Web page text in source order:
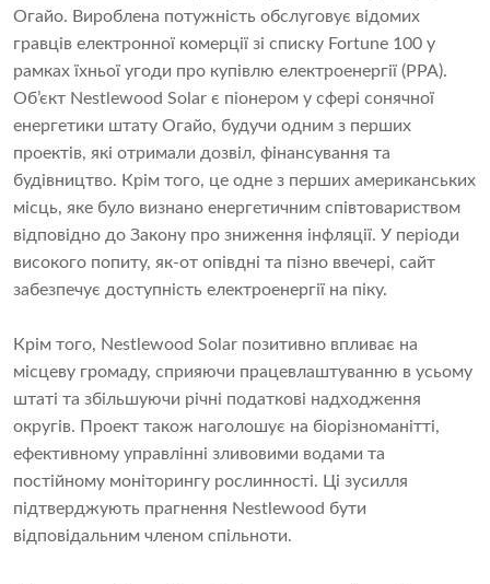
Огайо. Вироблена потужність обслуговує відомих
гравців електронної комерції зі списку Fortune 100 у
рамках їхньої угоди про купівлю електроенергії (PPA).
Об’єкт Nestlewood Solar є піонером у сфері сонячної
енергетики штату Огайо, будучи одним з перших
проектів, які отримали дозвіл, фінансування та
будівництво. Крім того, це одне з перших американських
місць, яке було визнано енергетичним співтовариством
відповідно до Закону про зниження інфляції. У періоди
високого попиту, як-от опівдні та пізно ввечері, сайт
забезпечує доступність електроенергії на піку.
Крім того, Nestlewood Solar позитивно впливає на
місцеву громаду, сприяючи працевлаштуванню в усьому
штаті та збільшуючи річні податкові надходження
округів. Проект також наголошує на біорізноманітті,
ефективному управлінні зливовими водами та
постійному моніторингу рослинності. Ці зусилля
підтверджують прагнення Nestlewood бути
відповідальним членом спільноти.